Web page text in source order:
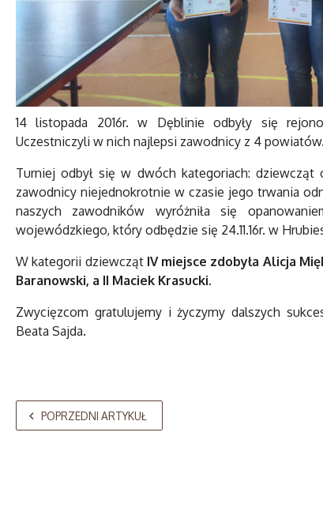
14 listopada 2016r. w Dęblinie odbyły się
Uczestniczyli w nich najlepsi zawodnicy z 4 powiatów.
Turniej odbył się w dwóch kategoriach:
zawodnicy niejednokrotnie w czasie jego trwania
naszych zawodników wyróżniła się
wojewódzkiego, który odbędzie się 24.11.16r. w
W kategorii dziewcząt IV miejsce zdobyła Alicja
Baranowski, a II Maciek Krasucki.
Zwycięzcom gratulujemy i życzymy dalszych
Beata Sajda.
POPRZEDNI ARTYKUŁ